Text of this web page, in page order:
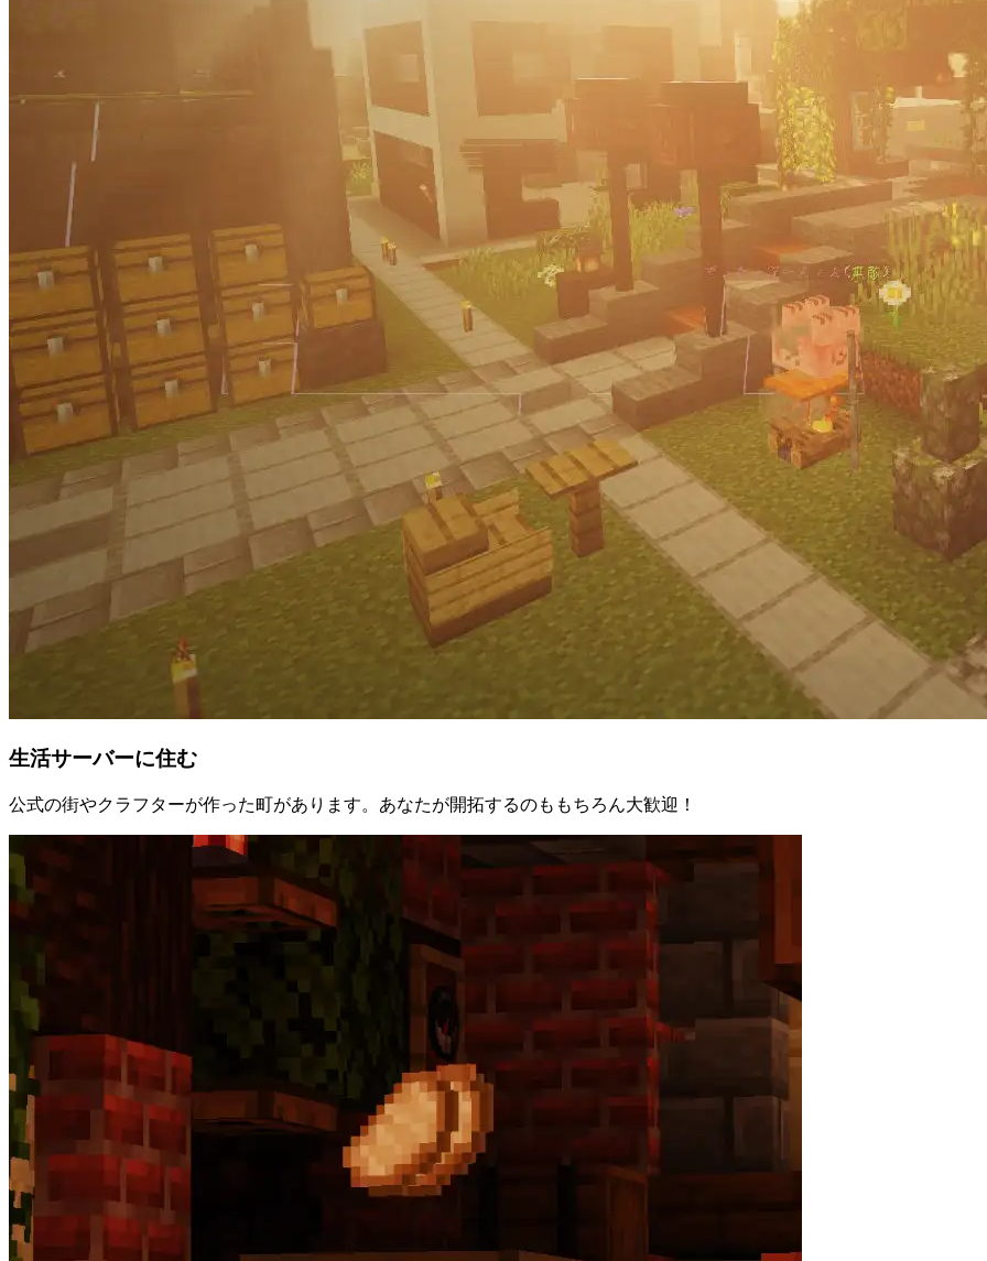
生活サーバーに住む
公式の街やクラフターが作った町があります。あなたが開拓するのももちろん大歓迎！